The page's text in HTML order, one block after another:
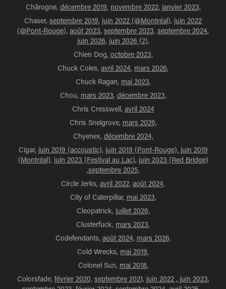
Chârogne, décembre 2019, novembre 2022, janvier 2023,
Chaser, septembre 2019, juin 2022 (@Montréal), juin 2022
(@Pont-Rouge), août 2023, septembre 2023, septembre 2024,
juin 2026, juin 2026 (2),
Chien Dog, octobre 2023,
Chuck Coles, avril 2024, mars 2026,
Chuck Ragan, mai 2023,
Chou, mars 2023, décembre 2023,
Chris Cresswell, avril 2024
Chris Snelgrove, mars 2026,
Chyenex, décembre 2024,
Cigar, juin 2019 (accoustic), juin 2019 (Pont-Rouge),juin 2019
(Montréal), juin 2023 (Festival au Lac), juin 2023 (Red Bridge)
,septembre 2025,
Circle Jerks, avril 2022, août 2024,
City of Caterpillar, mai 2023,
Cleopatrick, juillet 2026,
Clusterfuck, mars 2023,
Codefendants, août 2024, mars 2026,
Cold Wrecks, mai 2019,
Colonel Sun, mai 2018,
Colorsfade, février 2020, septembre 2021, juin 2022 ,juin 2023,